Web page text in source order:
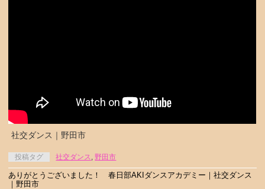
社交ダンス｜野田市
投稿タグ 社交ダンス 野田市
ありがとうございました！ 春日部AKIダンスアカデミー｜社交ダンス
｜野田市